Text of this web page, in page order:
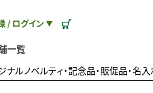
/ ログイン ▼
一覧
ナルノベルティ・記念品・販促品・名